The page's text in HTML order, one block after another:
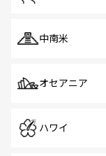
中南米
オセアニア
ハワイ